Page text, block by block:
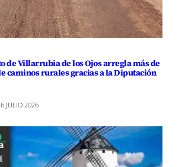
de Villarrubia de los Ojos arregla más de
caminos rurales gracias a la Diputación
JULIO 2026